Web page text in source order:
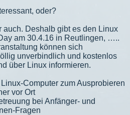
oder?
auch. Deshalb gibt es den Linux
am 30.4.16 in Reutlingen, …..
können sich
unverbindlich und kostenlos
über Linux informieren.
Computer zum Ausprobieren
vor Ort
bei Anfänger- und
Fragen